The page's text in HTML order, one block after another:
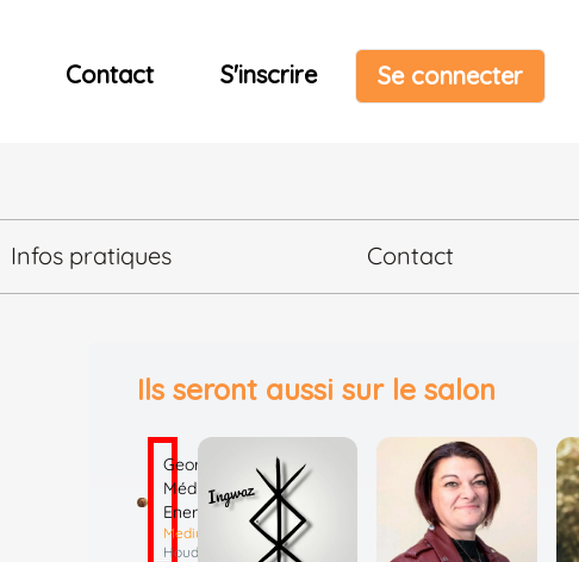
Contact S'inscrire Se connecter
Infos pratiques Contact
Ils seront aussi sur le salon
Georges
Médium
Energies
Mediumnité
Houdain